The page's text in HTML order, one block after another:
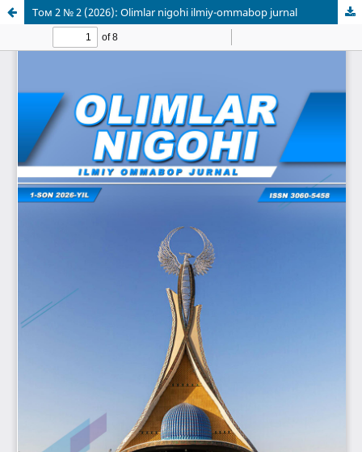
Том 2 № 2 (2026): Olimlar nigohi ilmiy-ommabop jurnal